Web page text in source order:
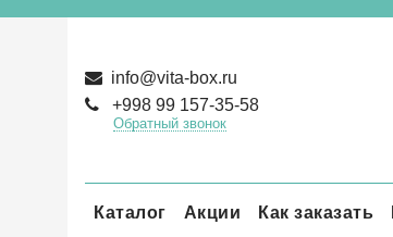
info@vita-box.ru
+998 99 157-35-58
Обратный звонок
Каталог Акции Как заказать